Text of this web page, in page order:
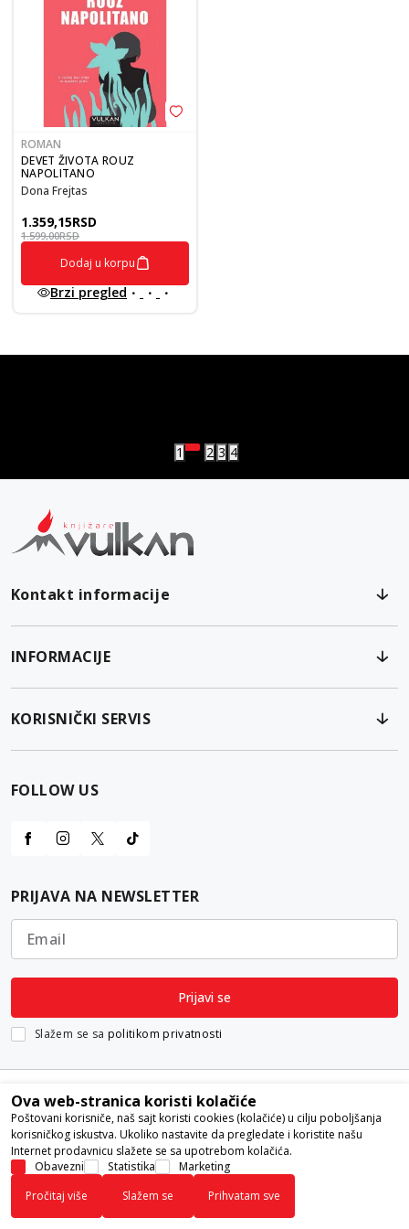
ROMAN
DEVET ŽIVOTA ROUZ
NAPOLITANO
Dona Frejtas
1.359,15RSD
1.599,00RSD
Dodaj u korpu
Brzi pregled
1 2 3 4
Kontakt informacije
INFORMACIJE
KORISNIČKI SERVIS
FOLLOW US
PRIJAVA NA NEWSLETTER
Email
Prijavi se
Slažem se sa politikom privatnosti
Nastojimo da budemo što precizniji u opisu proizvoda, prikazu slika i
samih cena, ali ne možemo garantovati da su sve informacije kompletne i
bez grešaka. Svi artikli prikazani na sajtu su deo naše ponude i ne
podrazumeva da su dostupni u svakom trenutku.
Ova web-stranica koristi kolačiće
Poštovani korisniče, naš sajt koristi cookies (kolačiće) u cilju poboljšanja
korisničkog iskustva. Ukoliko nastavite da pregledate i koristite našu
Internet prodavnicu slažete se sa upotrebom kolačića.
Obavezni
Statistika
Marketing
Pročitaj više
Slažem se Prihvatam sve